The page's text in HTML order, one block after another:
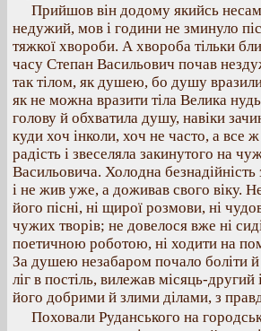
Прийшов він додому якийсь
недужий, мов і години не зминуло
тяжкої хвороби. А хвороба тільки
часу Степан Васильович почав
так тілом, як душею, бо душу
як не можна вразити тіла Велика
голову й обхватила душу, навіки
куди хоч інколи, хоч не часто, а все
радість і звеселяла закинутого на
Васильовича. Холодна безнадійність
і не жив уже, а доживав свого віку.
його пісні, ні щирої розмови, ні
чужих творів; не довелося вже ні
поетичною роботою, ні ходити на
За душею незабаром почало боліти й
ліг в постіль, вилежав місяць-другий
його добрими й злими ділами, з
Поховали Руданського на